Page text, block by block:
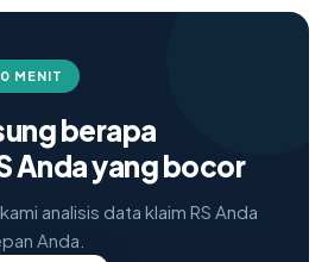
MENIT
berapa
Anda yang bocor
analisis data klaim RS Anda
Anda.